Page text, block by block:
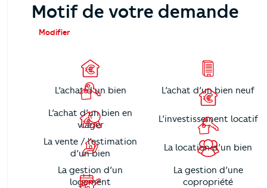
Motif de votre demande
Modifier
L’achat d’un bien L’achat d’un bien neuf
L’achat d’un bien en
viager
L’investissement locatif
La vente / l’estimation
d’un bien
La location d’un bien
La gestion d’un
logement
La gestion d’une
copropriété